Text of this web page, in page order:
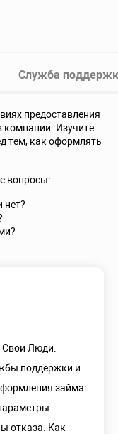
Служба
предоставления
Изучите
тем, как оформлять
вопросы:
нет?
Люди.
поддержки и
займа:
отказа. Как